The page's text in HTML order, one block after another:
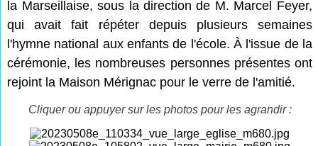
la Marseillaise, sous la direction de M. Marcel Feyer,
qui avait fait répéter depuis plusieurs semaines
l'hymne national aux enfants de l'école. À l'issue de la
cérémonie, les nombreuses personnes présentes ont
rejoint la Maison Mérignac pour le verre de l'amitié.
Cliquer ou appuyer sur les photos pour les agrandir :